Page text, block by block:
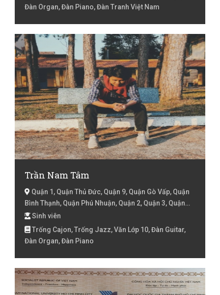
Đàn Organ, Đàn Piano, Đàn Tranh Việt Nam
Trần Nam Tâm
Quận 1, Quận Thủ Đức, Quận 9, Quận Gò Vấp, Quận
Bình Thạnh, Quận Phú Nhuận, Quận 2, Quận 3, Quận
10, Quận 5, Quận 7, Hồ Chí Minh
Sinh viên
Trống Cajon, Trống Jazz, Văn Lớp 10, Đàn Guitar,
Đàn Organ, Đàn Piano